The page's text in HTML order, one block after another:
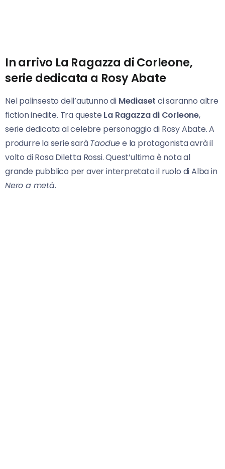
In arrivo La Ragazza di Corleone,
serie dedicata a Rosy Abate
Nel palinsesto dell’autunno di Mediaset ci saranno altre
fiction inedite. Tra queste La Ragazza di Corleone,
serie dedicata al celebre personaggio di Rosy Abate. A
produrre la serie saràTaoduee la protagonista avrà il
volto di Rosa Diletta Rossi. Quest’ultima è nota al
grande pubblico per aver interpretato il ruolo di Alba in
Nero a metà.